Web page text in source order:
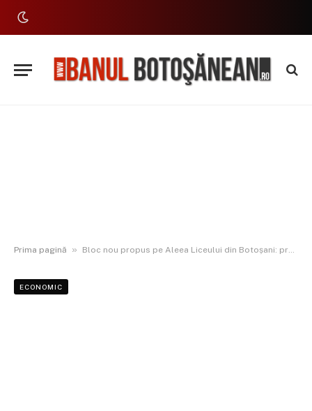
Prima pagină » Bloc nou propus pe Aleea Liceului din Botoșani: proiect pentru 10 apartamente în zona Prieteniei
ECONOMIC